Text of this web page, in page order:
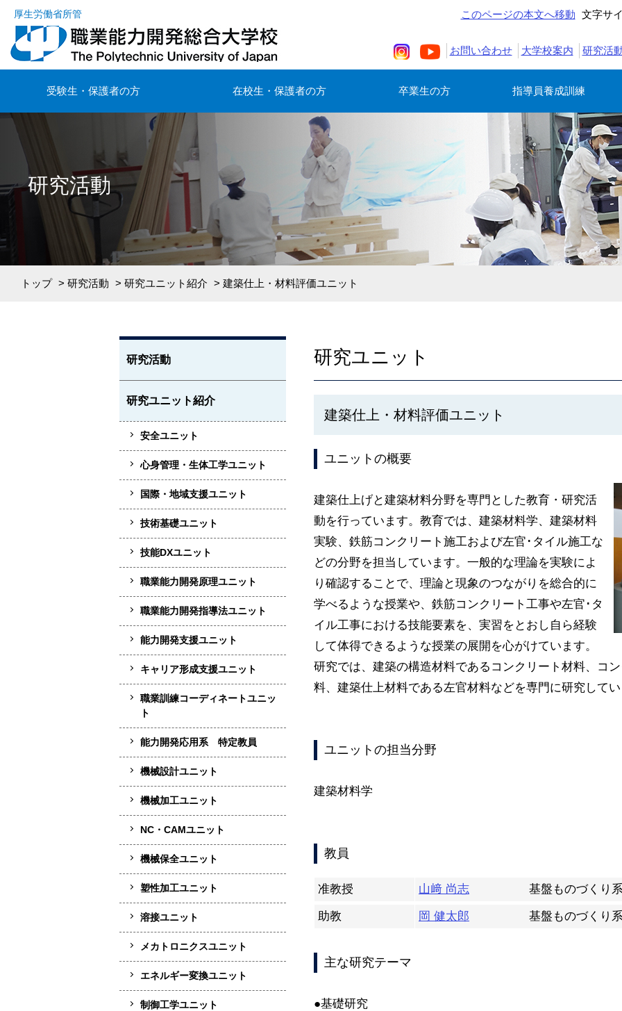
厚生労働省所管 このページの本文へ移動 文字サ
お問い合わせ 大学校案内 研究活
受験生・保護者の方 在校生・保護者の方 卒業生の方 指導員養成訓練
研究活動
トップ > 研究活動 > 研究ユニット紹介 > 建築仕上・材料評価ユニット
研究ユニット
建築仕上・材料評価ユニット
ユニットの概要
建築仕上げと建築材料分野を専門とした教育・研究活
動を行っています。教育では、建築材料学、建築材料
実験、鉄筋コンクリート施工および左官･タイル施工な
どの分野を担当しています。一般的な理論を実験によ
り確認することで、理論と現象のつながりを総合的に
学べるような授業や、鉄筋コンクリート工事や左官･タ
イル工事における技能要素を、実習をとおし自ら経験
して体得できるような授業の展開を心がけています。
研究では、建築の構造材料であるコンクリート材料、コ
料、建築仕上材料である左官材料などを専門に研究して
ユニットの担当分野
建築材料学
教員
准教授 山﨑 尚志 基盤ものづくり
助教 岡 健太郎 基盤ものづくり
主な研究テーマ
●基礎研究
研究活動
研究ユニット紹介
安全ユニット
心身管理・生体工学ユニット
国際・地域支援ユニット
技術基礎ユニット
技能DXユニット
職業能力開発原理ユニット
職業能力開発指導法ユニット
能力開発支援ユニット
キャリア形成支援ユニット
職業訓練コーディネートユニッ
ト
能力開発応用系 特定教員
機械設計ユニット
機械加工ユニット
NC・CAMユニット
機械保全ユニット
塑性加工ユニット
溶接ユニット
メカトロニクスユニット
エネルギー変換ユニット
制御工学ユニット